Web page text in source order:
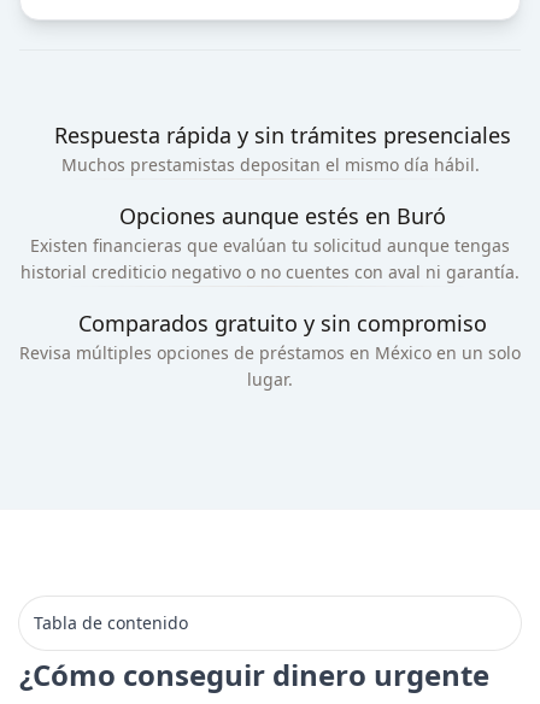
Respuesta rápida y sin trámites presenciales
Muchos prestamistas depositan el mismo día hábil.
Opciones aunque estés en Buró
Existen financieras que evalúan tu solicitud aunque tengas
historial crediticio negativo o no cuentes con aval ni garantía.
Comparados gratuito y sin compromiso
Revisa múltiples opciones de préstamos en México en un solo
lugar.
¿Cómo conseguir dinero urgente
Tabla de contenido